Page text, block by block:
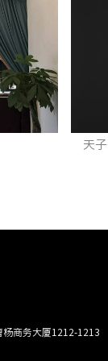
天
杨商务大厦1212-1213